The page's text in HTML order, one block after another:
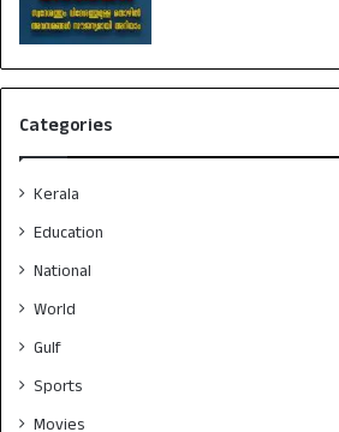
Categories
Kerala
Education
National
World
Gulf
Sports
Movies